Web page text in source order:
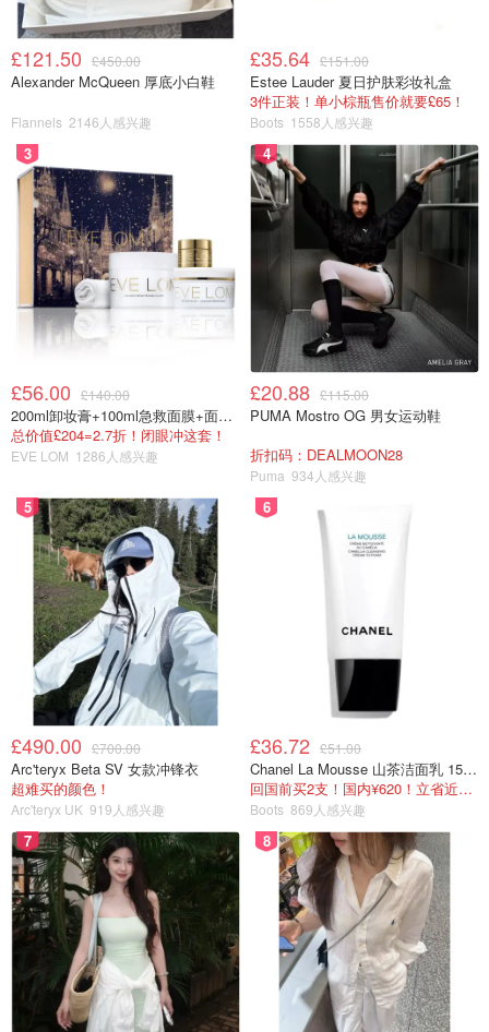
£121.50 £450.00
Alexander McQueen 厚底小白鞋
Flannels 2146人感兴趣
£35.64 £151.00
Estee Lauder 夏日护肤彩妆礼盒
3件正装！单小棕瓶售价就要£65！
Boots 1558人感兴趣
3
£56.00 £140.00
200ml卸妆膏+100ml急救面膜+面霜+洁颜布
总价值£204=2.7折！闭眼冲这套！
EVE LOM 1286人感兴趣
4
£20.88 £115.00
PUMA Mostro OG 男女运动鞋
折扣码：DEALMOON28
Puma 934人感兴趣
5
£490.00 £700.00
Arc'teryx Beta SV 女款冲锋衣
超难买的颜色！
Arc'teryx UK 919人感兴趣
6
£36.72 £51.00
Chanel La Mousse 山茶洁面乳 150ml
回国前买2支！国内¥620！立省近一半！
Boots 869人感兴趣
7 8